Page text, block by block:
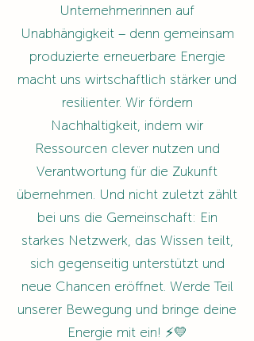
Unternehmerinnen auf
Unabhängigkeit – denn gemeinsam
produzierte erneuerbare Energie
macht uns wirtschaftlich stärker und
resilienter. Wir fördern
Nachhaltigkeit, indem wir
Ressourcen clever nutzen und
Verantwortung für die Zukunft
übernehmen. Und nicht zuletzt zählt
bei uns die Gemeinschaft: Ein
starkes Netzwerk, das Wissen teilt,
sich gegenseitig unterstützt und
neue Chancen eröffnet. Werde Teil
unserer Bewegung und bringe deine
Energie mit ein! ⚡💛